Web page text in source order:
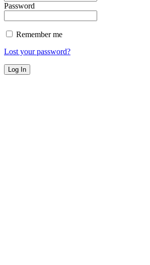
Password
Remember me
Lost your password?